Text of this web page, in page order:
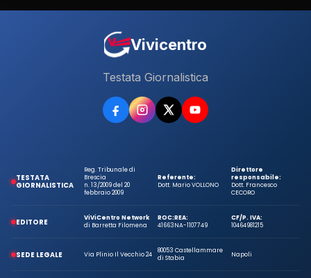
Vivicentro
Testata Giornalistica
TESTATA
GIORNALISTICA
Reg. Tribunale di
Brescia
n. 13/2009 del 20
febbraio 2009
Referente:
Dott. Mario VOLLONO
Direttore
responsabile:
Dott. Francesco
CECORO
EDITORE
ViViCentro Network
di Barretta Filomena
ROC:
41663
REA:
NA-1107749
CF/P. IVA:
10464981215
SEDE LEGALE Via Plinio Il Vecchio 24
80053 Castellammare
di Stabia
Napoli